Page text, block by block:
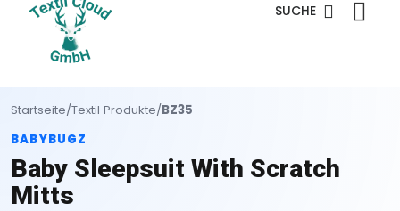
SUCHE
Startseite/Textil Produkte/BZ35
BABYBUGZ
Baby Sleepsuit With Scratch
Mitts